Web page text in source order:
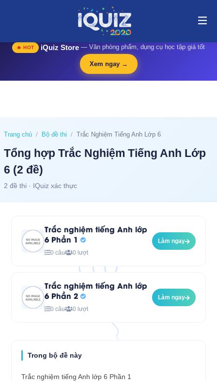
website@stop Tổng hợp Trắc Nghiệm Tiếng Anh Lớp 6 (2 đề) | i-
🛍️
🔥 HOT iQuiz Store — Văn phòng phẩm, dụng cụ học tập giá tốt
Xem ngay →
Trang chủ Bộ đề thi Trắc Nghiệm Tiếng Anh Lớp 6
Tổng hợp Trắc Nghiệm Tiếng Anh Lớp
6 (2 đề)
2 đề thi · IQuiz xác thực
Trắc nghiệm tiếng Anh lớp
6 Phần 1
0 câu 0 lượt
Làm ngay
Trắc nghiệm tiếng Anh lớp
6 Phần 2
0 câu 0 lượt
Làm ngay
Trong bộ đề này
Trắc nghiệm tiếng Anh lớp 6 Phần 1